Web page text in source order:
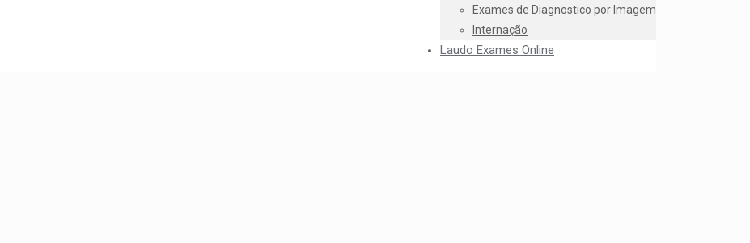
Exames de Diagnostico por Imagem
Internação
Laudo Exames Online